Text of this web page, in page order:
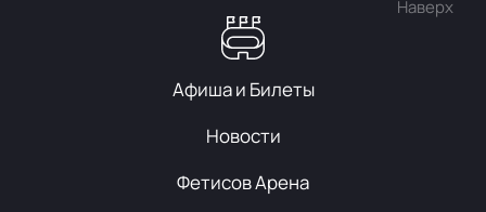
Наверх
Афиша и Билеты
Новости
Фетисов Арена